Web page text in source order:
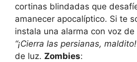
cortinas blindadas que
amanecer apocalíptico. Si te
instala una alarma con voz
“¡Cierra las persianas,
de luz. Zombies: